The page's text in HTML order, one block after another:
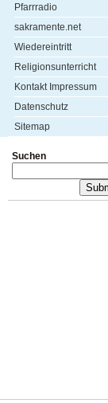
Pfarrradio
sakramente.net
Wiedereintritt
Religionsunterricht
Kontakt Impressum
Datenschutz
Sitemap
Suchen